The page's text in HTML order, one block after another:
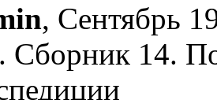
, Сентябрь